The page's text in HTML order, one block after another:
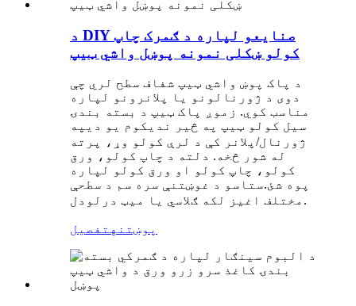
د DIY صنایعو لپاره د ګمرک چاپ
کولو ښکلی نمونه پوښل واشي ټیپ
د پاک پوښ واشي ټیپ شفاف سطح لري چې
دوی د ژورنالونو یا پلانرونو لپاره
مناسب کوي. زموږ پاک ټیپ د بسته بندۍ
سیل کولو ټیپ په څیر ندي کوم یو دی په
ژورنال/پلانر کې د لرې کولو وړ، پرته
له شور څخه. دلته د چاپ کولو، ورق
کولو، چاپ کولو او ورق کولو لپاره
پوه شئ.ستاسو د غوښتنې سره سم د سطحې
مختلف اغیز لکه ګلاسي یا میټ درلودل.
پوښتنه تفصیل